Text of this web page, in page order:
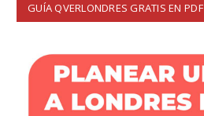
GUÍA QVERLONDRES GRATIS EN PDF